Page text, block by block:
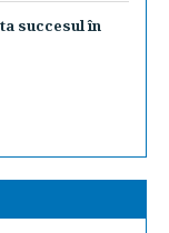
succesul în